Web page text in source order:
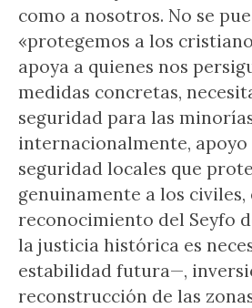
como a nosotros. No se
«protegemos a los
apoya a quienes nos
medidas concretas,
seguridad para las
internacionalmente, apoyo
seguridad locales que
genuinamente a los civiles,
reconocimiento del Seyfo
la justicia histórica es
estabilidad futura—,
reconstrucción de las